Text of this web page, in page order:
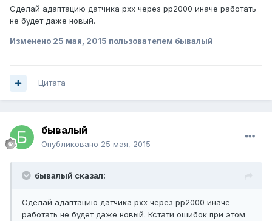
Сделай адаптацию датчика рхх через рр2000 иначе работать
не будет даже новый.
Изменено 25 мая, 2015 пользователем бывалый
Цитата
бывалый
Опубликовано 25 мая, 2015
бывалый сказал:
Сделай адаптацию датчика рхх через рр2000 иначе
работать не будет даже новый. Кстати ошибок при этом